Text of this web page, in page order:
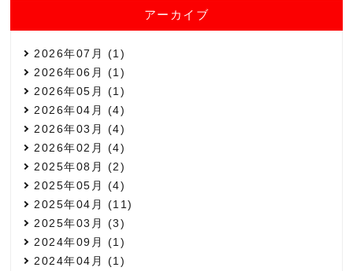
アーカイブ
2026年07月 (1)
2026年06月 (1)
2026年05月 (1)
2026年04月 (4)
2026年03月 (4)
2026年02月 (4)
2025年08月 (2)
2025年05月 (4)
2025年04月 (11)
2025年03月 (3)
2024年09月 (1)
2024年04月 (1)